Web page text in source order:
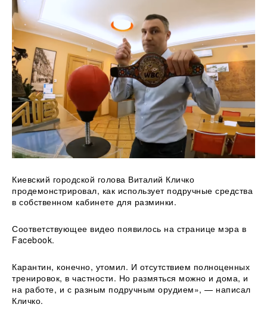
Киевский городской голова Виталий Кличко
продемонстрировал, как использует подручные средства
в собственном кабинете для разминки.
Соответствующее видео появилось на странице мэра в
Facebook.
Карантин, конечно, утомил. И отсутствием полноценных
тренировок, в частности. Но размяться можно и дома, и
на работе, и с разным подручным орудием», — написал
Кличко.